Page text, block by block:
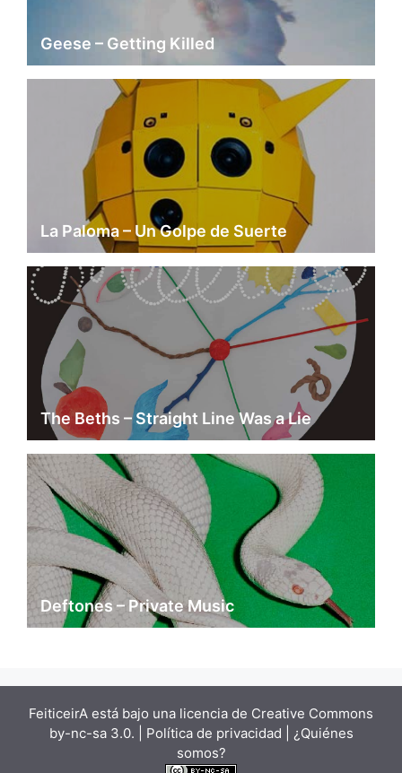
Geese – Getting Killed
La Paloma – Un Golpe de Suerte
The Beths – Straight Line Was a Lie
Deftones – Private Music
FeiticeirA está bajo una licencia de Creative Commons
by-nc-sa 3.0. | Política de privacidad | ¿Quiénes
somos?